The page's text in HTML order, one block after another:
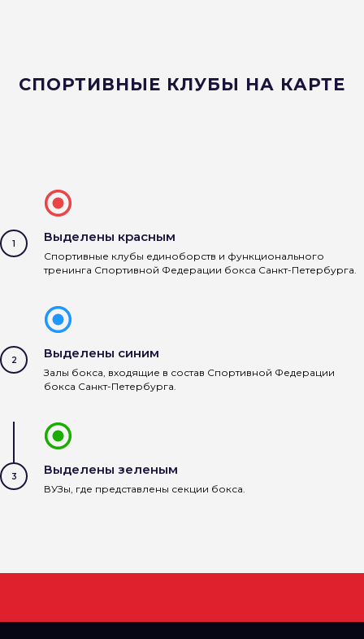
СПОРТИВНЫЕ КЛУБЫ НА КАРТЕ
Выделены красным
Спортивные клубы единоборств и функционального
тренинга Спортивной Федерации бокса Санкт-Петербурга.
Выделены синим
Залы бокса, входящие в состав Спортивной Федерации
бокса Санкт-Петербурга.
Выделены зеленым
ВУЗы, где представлены секции бокса.